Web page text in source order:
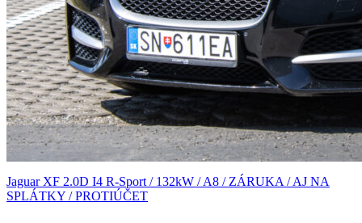
Jaguar XF 2.0D I4 R-Sport / 132kW / A8 / ZÁRUKA / AJ NA
SPLÁTKY / PROTIÚČET